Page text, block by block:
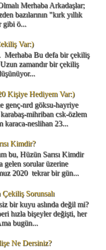
Merhaba Arkadaşlar;
bazılarının "kırk yıllık
gibi ö...
Var:)
Bu defa bir çekiliş
zamandır bir çekiliş
Kişiye Hediyem Var:)
nrd göksu-hayriye
mihriban csk-özlem
karaca-neslihan 23...
Kimdir?
bu, Hüzün Sarısı Kimdir
gelen sorular üzerine
2020 tekrar bir gün...
Sorunsalı
bir kuyu aslında değil mi?
hızla bişeyler değişti, her
bugün...
Ne Dersiniz?